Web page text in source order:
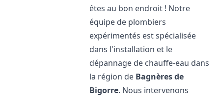
êtes au bon endroit ! Notre
équipe de plombiers
expérimentés est spécialisée
dans l'installation et le
dépannage de chauffe-eau dans
la région de Bagnères de
Bigorre. Nous intervenons